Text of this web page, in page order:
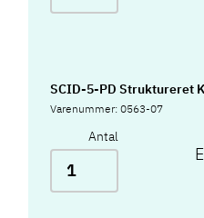
SCID-5-PD Struktureret
Varenummer: 0563-07
Antal